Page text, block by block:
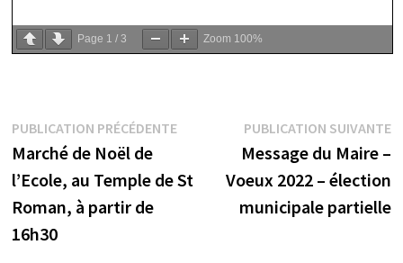
Page 1 / 3 Zoom 100%
Navigation
de
l’article
PUBLICATION PRÉCÉDENTEPublication
précédente :
Marché de Noël de
l’Ecole, au Temple de St
Roman, à partir de
16h30
PUBLICATION SUIVANTE
Message du Maire –
Voeux 2022 – élection
municipale partielle